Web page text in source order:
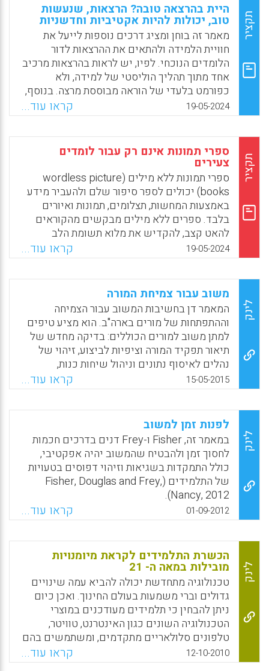
WhatsApp
Facebook
Email
X תקציר
היית בהרצאה טובה? הרצאות, שנעשות
טוב, יכולות להיות אקטיביות וחדשניות
מאמר זה בוחן ומציג דרכים נוספות לייעל את
חוויית הלמידה ולהתאים את ההרצאות לדור
הלומדים הנוכחי. לפיו, יש לראות בהרצאות מרכיב
אחד מתוך תהליך הוליסטי של למידה, ולא
כפורמט בלעדי של הוראה מבוססת מרצה. בנוסף,
אפשר לאתר דרכים להקל על המרצים עם חובות
ההוראה. לדוגמה, באמצעות הרצאות מקוונות או
שיתוף תלמידי מחקר, עוזרי הוראה או הסטודנטים
עצמם במתן ההרצאות.
WhatsApp
Facebook
Email
X
19-05-2024 קראו עוד...
תקציר
ספרי תמונות אינם רק עבור לומדים
צעירים
ספרי תמונות ללא מילים (wordless picture
books) יכולים לספר סיפור שלם ולהעביר מידע
באמצעות המחשות, תצלומים, תמונות ואיורים
בלבד. ספרים ללא מילים מבקשים מהקוראים
להאט קצב, להקדיש את מלוא תשומת הלב
לפרטים הקטנים ולפענח ולפרש את הנרטיבים
החזותיים. הקוראים מתבקשים, למעשה, לנוע
לעמדה אקטיבית ולהשתמש באוצר המילים,
בידע, בתודעה, ביצירתיות ובדמיון שלהם כדי
להניע את העלילה. לצורך כך, הקוראים ינבאו,
ינחשו, יחשבו באופן ביקורתי ומעמיק ויעניקו
לטקסט משמעויות סובייקטיביות.
WhatsApp
Facebook
Email
X
19-05-2024 קראו עוד...
לינק
משוב עבור צמיחת המורה
המאמר דן בחשיבות המשוב עבור הצמיחה
וההתפתחות של מורים בארה"ב. הוא מציע טיפים
למתן משוב למורים הכוללים: בדיקה מחדש של
תיאור תפקיד המורה וציפיות לביצוע, זיהוי של
נהלים לאיסוף נתונים וניהול שיחות כנות,
אנושיות ומאפשרות צמיחה באופן קבוע (Fisher,
Douglas; Frey, Nancy, 2015).
WhatsApp
Facebook
Email
X
15-05-2015 קראו עוד...
לינק
לפנות זמן למשוב
במאמר זה, Fisher ו-Frey דנים בדרכים חכמות
לחסוך זמן ולהבטיח שהמשוב יהיה אפקטיבי,
כולל התמקדות בשגיאות וזיהוי דפוסים בטעויות
של התלמידים (Fisher, Douglas and Frey,
Nancy, 2012).
WhatsApp
Facebook
Email
X 01-09-2012 קראו עוד...
לינק
הכשרת התלמידים לקראת מיומנויות
מובילות במאה ה- 21
טכנולוגיה מתחדשת יכולה להביא עמה שינויים
גדולים וברי משמעות בעולם החינוך. ואכן כיום
ניתן להבחין כי תלמידים מעודכנים במוצרי
הטכנולוגיה השונים כגון האינטרנט, טוויטר,
טלפונים סלולאריים מתקדמים, ומשתמשים בהם
על בסיס יומיומי. מכאן, על המחנכים להיות ערים
להתפתחויות הטכנולוגיות, שכן עליהם להכשיר
12-10-2010 קראו עוד...